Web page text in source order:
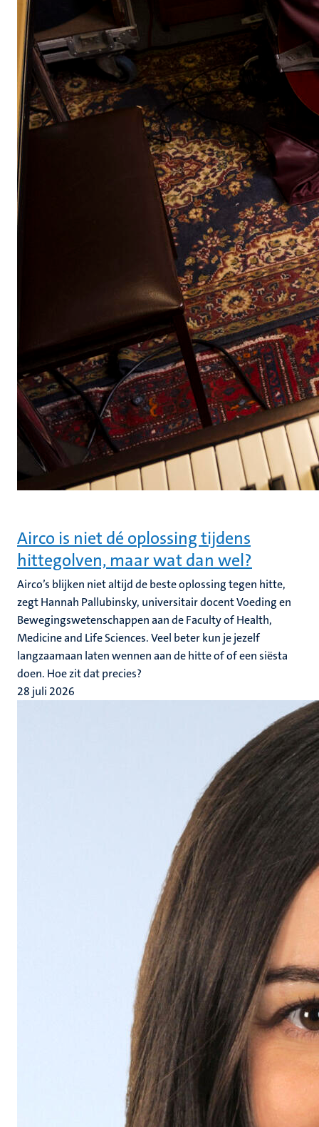
Airco is niet dé oplossing tijdens
hittegolven, maar wat dan wel?
Airco’s blijken niet altijd de beste oplossing tegen hitte,
zegt Hannah Pallubinsky, universitair docent Voeding en
Bewegingswetenschappen aan de Faculty of Health,
Medicine and Life Sciences. Veel beter kun je jezelf
langzaamaan laten wennen aan de hitte of of een siësta
doen. Hoe zit dat precies?
28 juli 2026